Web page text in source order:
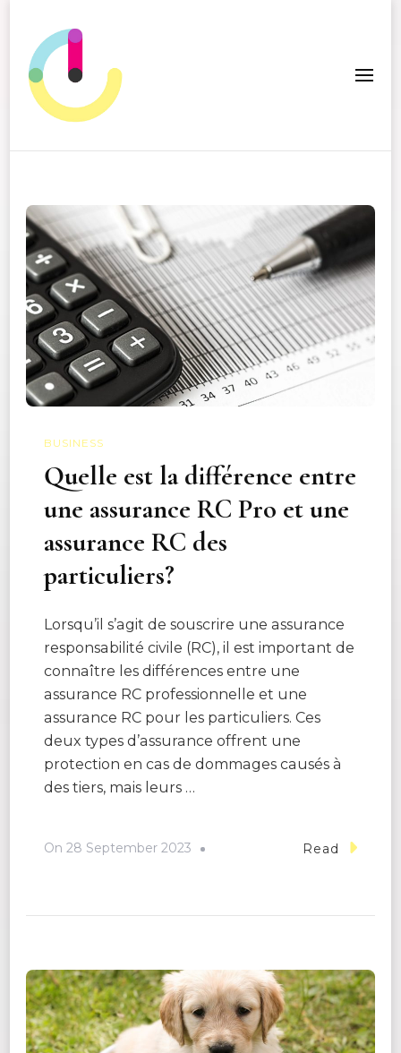
ICC Edition
BUSINESS
Quelle est la différence entre
une assurance RC Pro et une
assurance RC des
particuliers?
Lorsqu’il s’agit de souscrire une assurance
responsabilité civile (RC), il est important de
connaître les différences entre une
assurance RC professionnelle et une
assurance RC pour les particuliers. Ces
deux types d’assurance offrent une
protection en cas de dommages causés à
des tiers, mais leurs …
On 28 September 2023 Read